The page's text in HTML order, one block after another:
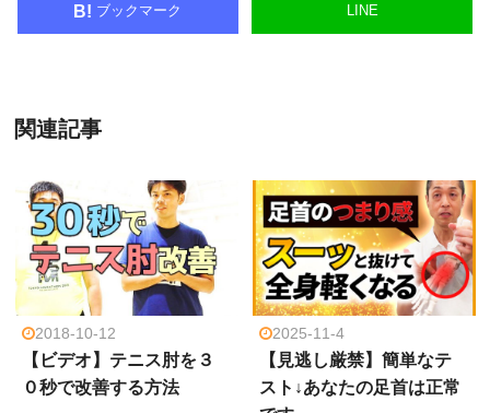
B! ブックマーク LINE
関連記事
2018-10-12
【ビデオ】テニス肘を３
０秒で改善する方法
2025-11-4
【見逃し厳禁】簡単なテ
スト↓あなたの足首は正常